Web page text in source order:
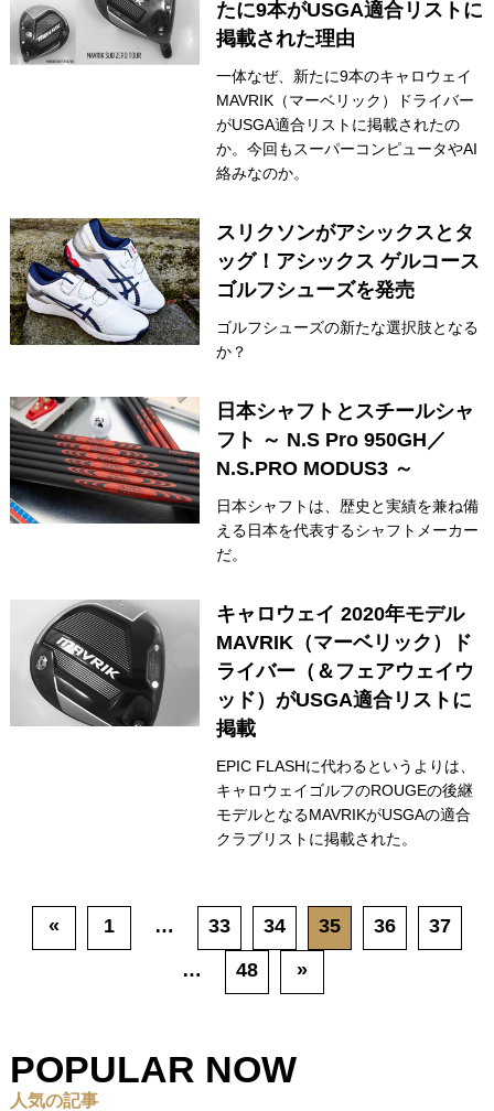
たに9本がUSGA適合リストに
掲載された理由
一体なぜ、新たに9本のキャロウェイ
MAVRIK（マーベリック）ドライバー
がUSGA適合リストに掲載されたの
か。今回もスーパーコンピュータやAI
絡みなのか。
スリクソンがアシックスとタ
ッグ！アシックス ゲルコース
ゴルフシューズを発売
ゴルフシューズの新たな選択肢となる
か？
日本シャフトとスチールシャ
フト ～ N.S Pro 950GH／
N.S.PRO MODUS3 ～
日本シャフトは、歴史と実績を兼ね備
える日本を代表するシャフトメーカー
だ。
キャロウェイ 2020年モデル
MAVRIK（マーベリック）ド
ライバー（＆フェアウェイウ
ッド）がUSGA適合リストに
掲載
EPIC FLASHに代わるというよりは、
キャロウェイゴルフのROUGEの後継
モデルとなるMAVRIKがUSGAの適合
クラブリストに掲載された。
« 1 … 33 34 35 36
37
…
48 »
POPULAR NOW
人気の記事